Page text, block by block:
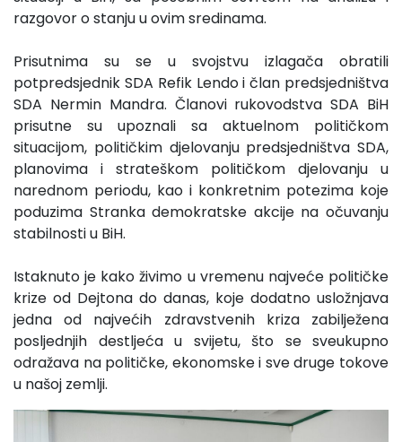
razgovor o stanju u ovim sredinama.
Prisutnima su se u svojstvu izlagača obratili
potpredsjednik SDA Refik Lendo i član predsjedništva
SDA Nermin Mandra. Članovi rukovodstva SDA BiH
prisutne su upoznali sa aktuelnom političkom
situacijom, političkim djelovanju predsjedništva SDA,
planovima i strateškom političkom djelovanju u
narednom periodu, kao i konkretnim potezima koje
poduzima Stranka demokratske akcije na očuvanju
stabilnosti u BiH.
Istaknuto je kako živimo u vremenu najveće političke
krize od Dejtona do danas, koje dodatno usložnjava
jedna od najvećih zdravstvenih kriza zabilježena
posljednjih destljeća u svijetu, što se sveukupno
odražava na političke, ekonomske i sve druge tokove
u našoj zemlji.